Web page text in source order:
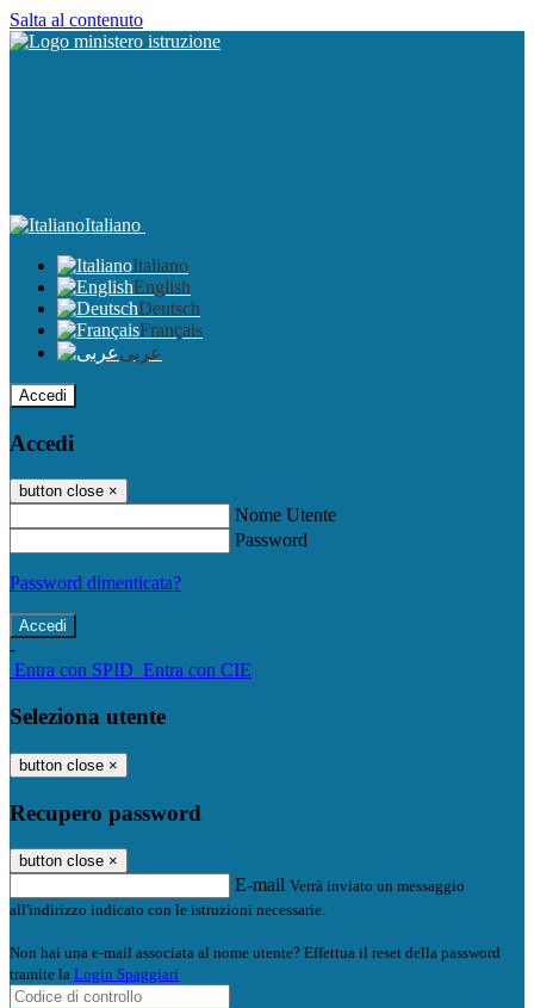
Salta al contenuto
Italiano
Italiano
English
Deutsch
Français
عربى
Accedi
Accedi
button close ×
Nome Utente
Password
Password dimenticata?
-
Entra con SPID Entra con CIE
Seleziona utente
button close ×
Recupero password
button close ×
E-mail Verrà inviato un messaggio
all'indirizzo indicato con le istruzioni necessarie.
Non hai una e-mail associata al nome utente? Effettua il reset della password
tramite la Login Spaggiari